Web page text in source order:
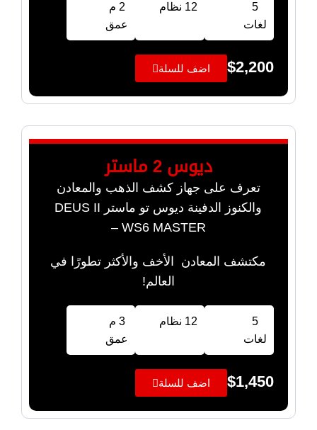
5
لغات
12 نظام
2 م
عمق
$2,200 اضف للسلة
ديوس 2 ماستر
تعرف على جهاز كشف الذهب والمعادن
والكنوز الدفينة ديوس تو ماستر DEUS II
WS6 MASTER –
مكتشف المعادن الأخف والأكثر تطورًا في
العالم!
5
لغات
12 نظام
3 م
عمق
$1,450 اضف للسلة